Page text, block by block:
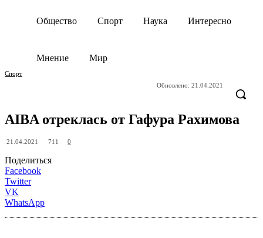
Общество Спорт Наука Интересно
Мнение Мир
Спорт
Обновлено: 21.04.2021
AIBA отреклась от Гафура Рахимова
21.04.2021 711 0
Поделиться
Facebook
Twitter
VK
WhatsApp